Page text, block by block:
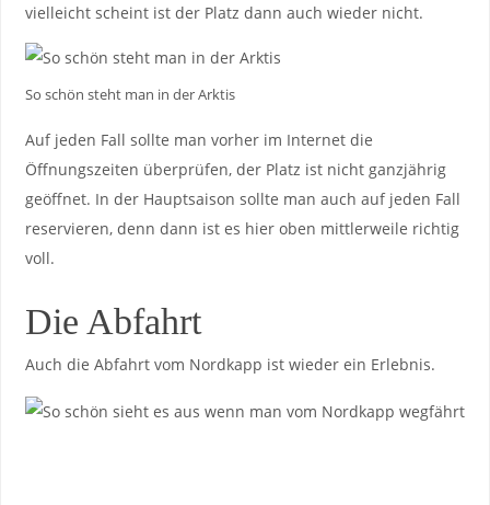
vielleicht scheint ist der Platz dann auch wieder nicht.
So schön steht man in der Arktis
Auf jeden Fall sollte man vorher im Internet die
Öffnungszeiten überprüfen, der Platz ist nicht ganzjährig
geöffnet. In der Hauptsaison sollte man auch auf jeden Fall
reservieren, denn dann ist es hier oben mittlerweile richtig
voll.
Die Abfahrt
Auch die Abfahrt vom Nordkapp ist wieder ein Erlebnis.